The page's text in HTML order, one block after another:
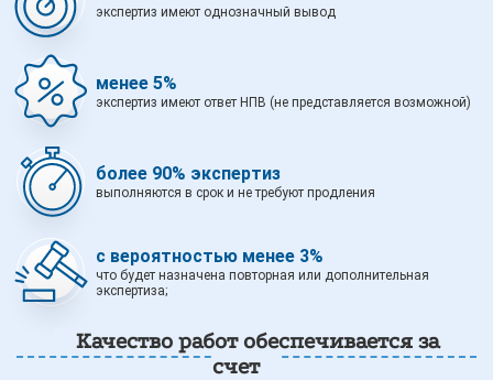
экспертиз имеют однозначный вывод
менее 5%
экспертиз имеют ответ НПВ (не представляется возможной)
более 90% экспертиз
выполняются в срок и не требуют продления
с вероятностью менее 3%
что будет назначена повторная или дополнительная
экспертиза;
Качество работ обеспечивается за
счет